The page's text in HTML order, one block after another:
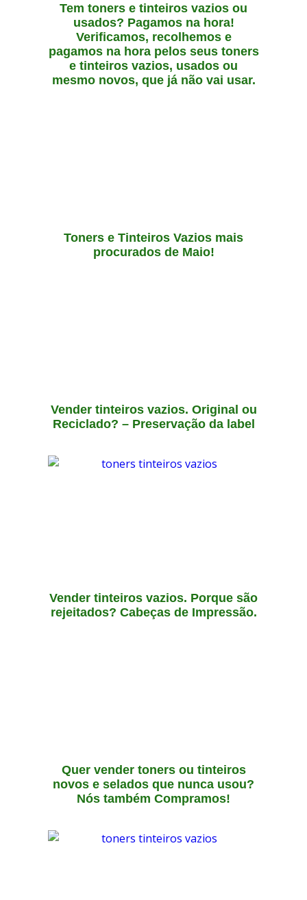
Tem toners e tinteiros vazios ou
usados? Pagamos na hora!
Verificamos, recolhemos e
pagamos na hora pelos seus toners
e tinteiros vazios, usados ou
mesmo novos, que já não vai usar.
Toners e Tinteiros Vazios mais
procurados de Maio!
Vender tinteiros vazios. Original ou
Reciclado? – Preservação da label
Vender tinteiros vazios. Porque são
rejeitados? Cabeças de Impressão.
Quer vender toners ou tinteiros
novos e selados que nunca usou?
Nós também Compramos!